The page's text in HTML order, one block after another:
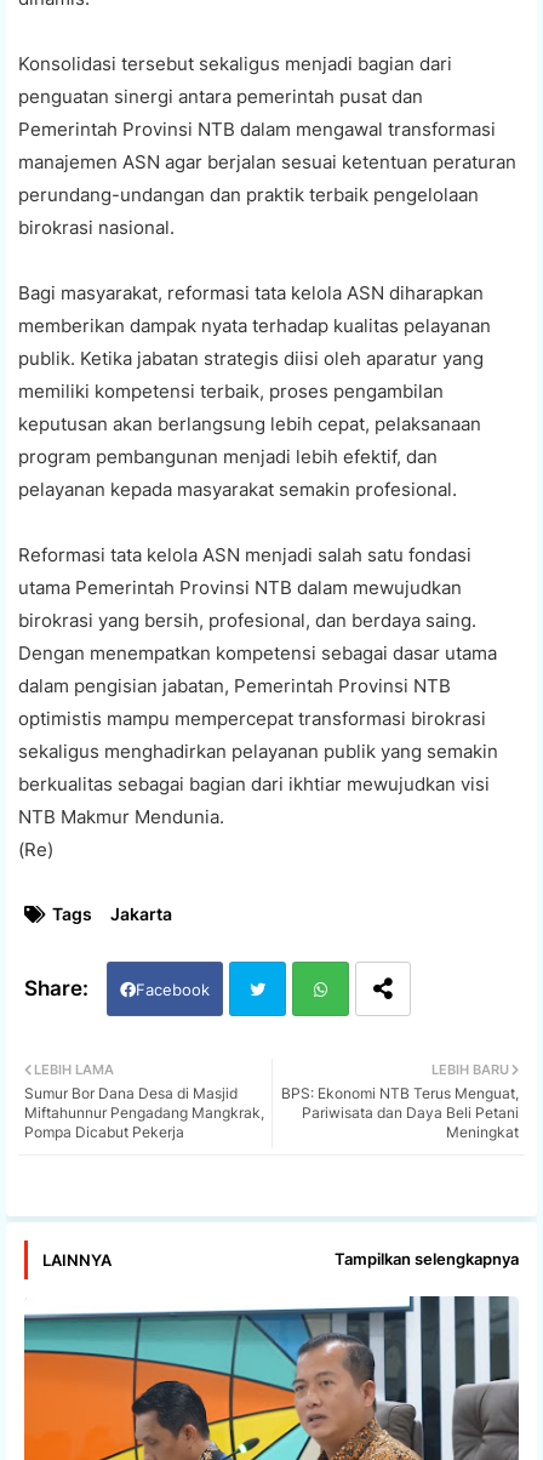
Konsolidasi tersebut sekaligus menjadi bagian dari
penguatan sinergi antara pemerintah pusat dan
Pemerintah Provinsi NTB dalam mengawal transformasi
manajemen ASN agar berjalan sesuai ketentuan peraturan
perundang-undangan dan praktik terbaik pengelolaan
birokrasi nasional.
Bagi masyarakat, reformasi tata kelola ASN diharapkan
memberikan dampak nyata terhadap kualitas pelayanan
publik. Ketika jabatan strategis diisi oleh aparatur yang
memiliki kompetensi terbaik, proses pengambilan
keputusan akan berlangsung lebih cepat, pelaksanaan
program pembangunan menjadi lebih efektif, dan
pelayanan kepada masyarakat semakin profesional.
Reformasi tata kelola ASN menjadi salah satu fondasi
utama Pemerintah Provinsi NTB dalam mewujudkan
birokrasi yang bersih, profesional, dan berdaya saing.
Dengan menempatkan kompetensi sebagai dasar utama
dalam pengisian jabatan, Pemerintah Provinsi NTB
optimistis mampu mempercepat transformasi birokrasi
sekaligus menghadirkan pelayanan publik yang semakin
berkualitas sebagai bagian dari ikhtiar mewujudkan visi
NTB Makmur Mendunia.
(Re)
Tags Jakarta
Facebook
ats
LEBIH BARU
BPS: Ekonomi NTB Terus Menguat,
Pariwisata dan Daya Beli Petani
Meningkat
LEBIH LAMA
Sumur Bor Dana Desa di Masjid
Miftahunnur Pengadang Mangkrak,
Pompa Dicabut Pekerja
LAINNYA Tampilkan selengkapnya